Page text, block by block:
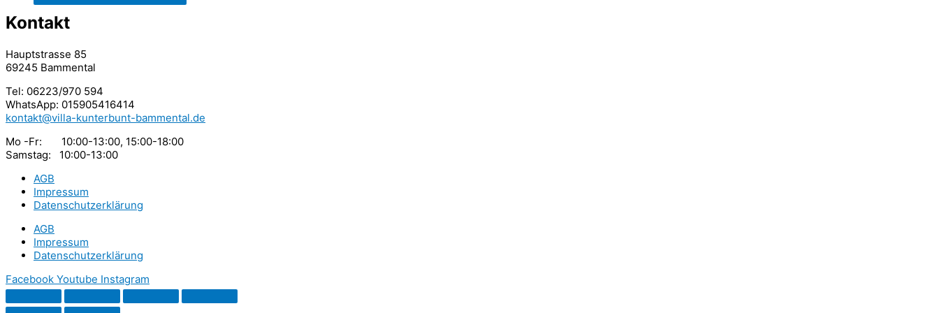
Kontakt
Hauptstrasse 85
69245 Bammental
Tel: 06223/970 594
WhatsApp: 015905416414
kontakt@villa-kunterbunt-bammental.de
Mo -Fr: 10:00-13:00, 15:00-18:00
Samstag: 10:00-13:00
AGB
Impressum
Datenschutzerklärung
AGB
Impressum
Datenschutzerklärung
Facebook Youtube Instagram